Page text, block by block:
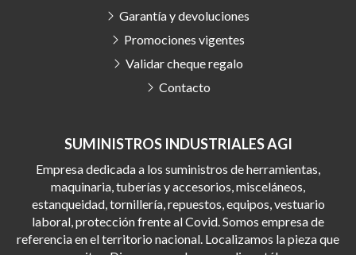
SUMINISTROS INDUSTRIALES AGI
Empresa dedicada a los suministros de herramientas,
maquinaria, tuberías y accesorios, misceláneos,
estanqueidad, tornillería, repuestos, equipos, vestuario
laboral, protección frente al Covid. Somos empresa de
referencia en el territorio nacional. Localizamos la pieza que
Garantía y devoluciones
Promociones vigentes
Validar cheque regalo
Contacto